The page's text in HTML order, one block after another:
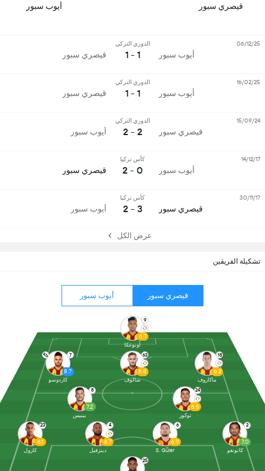
تشكيلة الفريقين
قيصري سبور أيوب سبور
25
23
6.1
كارول
4
6.7
دينزفيل
6
6.9
S. Güler
2
7.0
كاتونغو
8
7.2
بينيس
24
6.5
توكوز
7
8.7
كاردوسو
63
6.8
شالوف
18
6.2
ماكاروف
9
6.7
أونوغكا
قيصري سبور أيوب سبور
أيوب سبور
الدوري التركي
1 - 1 قيصري سبور
06/12/25
أيوب سبور
الدوري التركي
1 - 1 قيصري سبور
16/02/25
قيصري سبور
الدوري التركي
2 - 2 أيوب سبور
15/09/24
أيوب سبور
كأس تركيا
0 - 2 قيصري سبور
14/12/17
قيصري سبور
كأس تركيا
3 - 2 أيوب سبور
30/11/17
عرض الكل